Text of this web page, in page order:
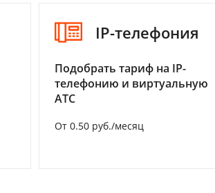
IP-телефония
Подобрать тариф на IP-
телефонию и виртуальную
АТС
От 0.50 руб./месяц